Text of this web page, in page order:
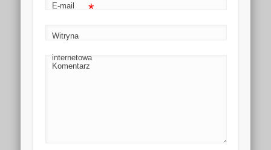
E-mail *
Witryna
internetowa
Komentarz